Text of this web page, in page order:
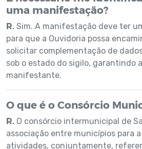
uma manifestação?
R. Sim. A manifestação deve ter
para que a Ouvidoria possa
solicitar complementação de
sob o estado do sigilo, garantindo
manifestante.
O que é o Consórcio
R. O consórcio intermunicipal de
associação entre municípios para
atividades, conjuntamente,